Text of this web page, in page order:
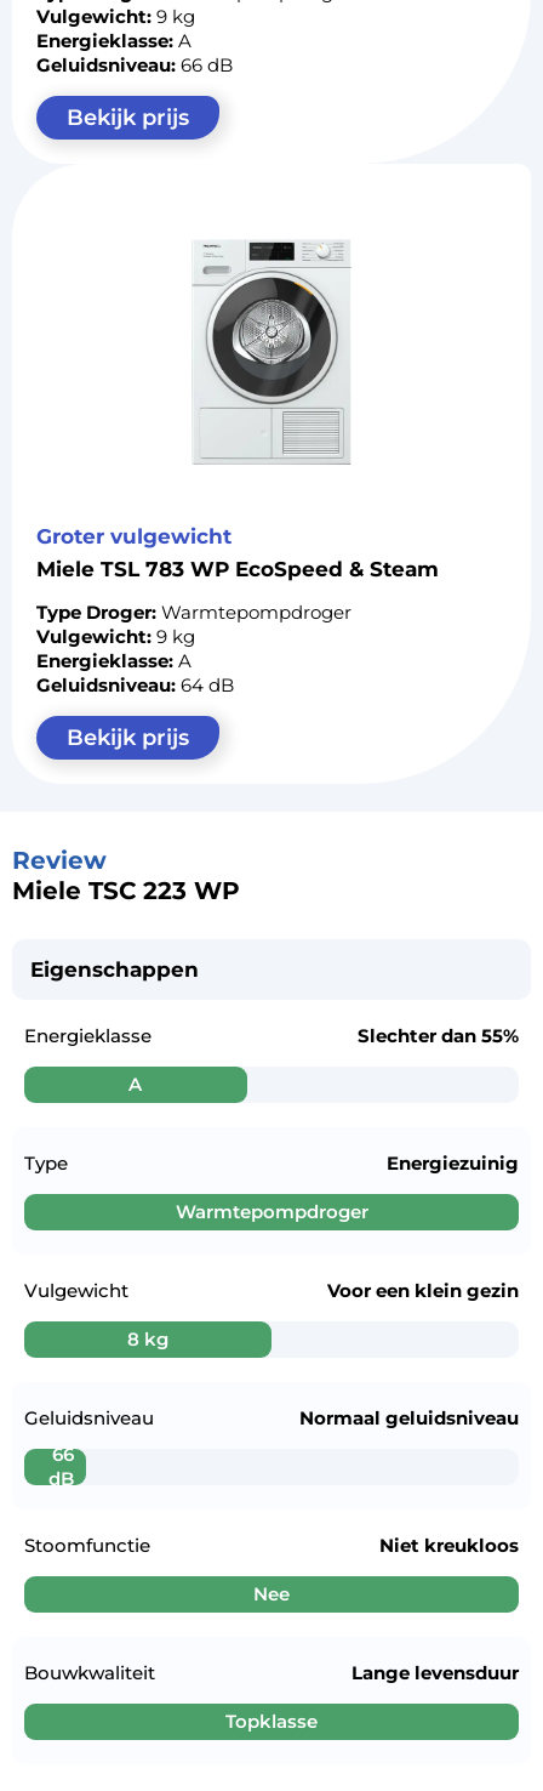
Vulgewicht: 9 kg
Energieklasse: A
Geluidsniveau: 66 dB
Bekijk prijs
Groter vulgewicht
Miele TSL 783 WP EcoSpeed & Steam
Type Droger: Warmtepompdroger
Vulgewicht: 9 kg
Energieklasse: A
Geluidsniveau: 64 dB
Bekijk prijs
Review
Miele TSC 223 WP
Eigenschappen
Energieklasse
A
Slechter dan 55%
Type
Warmtepompdroger
Energiezuinig
Vulgewicht
8 kg
Voor een klein gezin
Geluidsniveau
66
dB
Normaal geluidsniveau
Stoomfunctie
Nee
Niet kreukloos
Bouwkwaliteit
Topklasse
Lange levensduur